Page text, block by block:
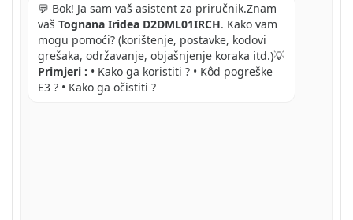
💬 Bok! Ja sam vaš asistent za priručnik.Znam
vaš Tognana Iridea D2DML01IRCH. Kako vam
mogu pomoći? (korištenje, postavke, kodovi
grešaka, održavanje, objašnjenje koraka itd.)💡
Primjeri : • Kako ga koristiti ? • Kôd pogreške
E3 ? • Kako ga očistiti ?